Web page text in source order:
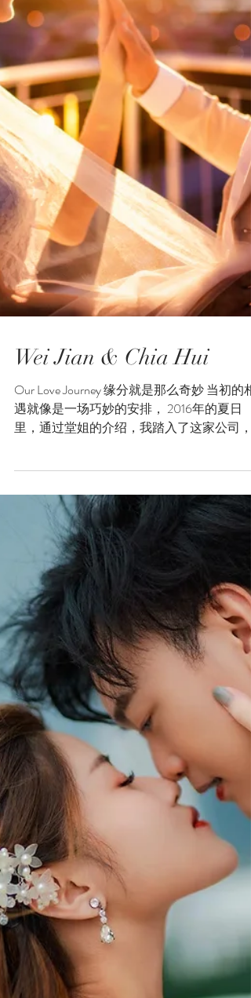
Wei Jian & Chia Hui
Our Love Journey 缘分就是那么奇妙 当初的相
遇就像是一场巧妙的安排， 2016年的夏日
里，通过堂姐的介绍，我踏入了这家公司，
还不知道未来会与谁擦肩而过。 直到2018
年，我以正式员工的身份融入公司大家庭。
复一日的工作让我们交集频繁，...